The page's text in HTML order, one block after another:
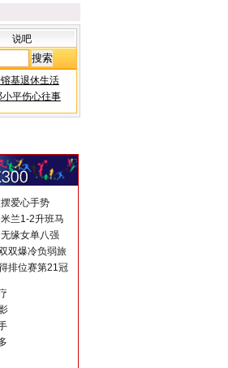
说吧
基退休生活
小平伤心往事
爱心手势
兰1-2升班马
缘女单八强
双爆冷负弱旅
排位赛第21冠